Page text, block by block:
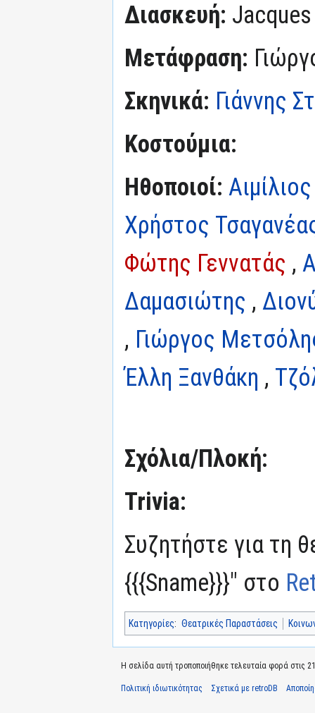
Διασκευή:
Μετάφραση:
Σκηνικά: Γιάννης
Κοστούμια:
Ηθοποιοί:
Χρήστος
Φώτης Γεννατάς ,
Δαμασιώτης ,
, Γιώργος
Έλλη Ξανθάκη ,
Σχόλια/Πλοκή:
Trivia:
Συζητήστε για τη
{{{Sname}}}" στο
Κατηγορίες: Θεατρικές Παραστάσεις
Η σελίδα αυτή τροποποιήθηκε τελευταία φορά στις
Πολιτική ιδιωτικότητας Σχετικά με retroDB